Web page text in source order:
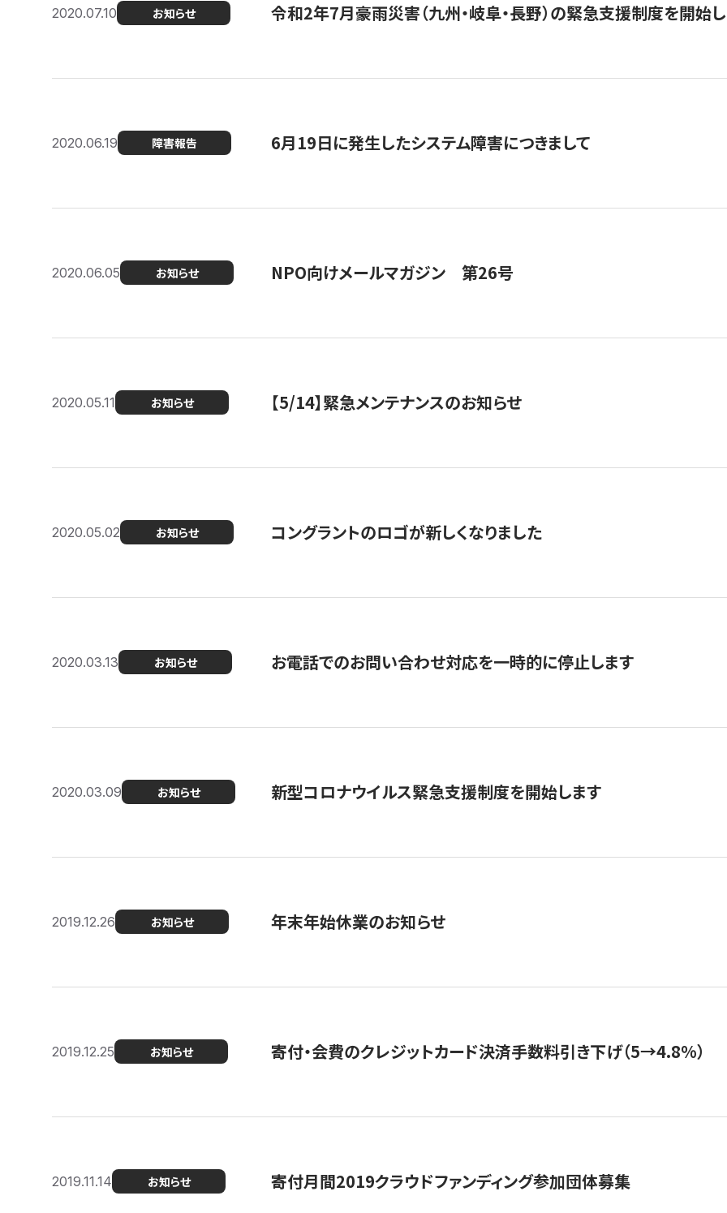
2020.07.10 お知らせ 令和2年7月豪雨災害（九州・岐阜・長野）の緊急支援制度を開始
2020.06.19 障害報告 6月19日に発生したシステム障害につきまして
2020.06.05 お知らせ NPO向けメールマガジン 第26号
2020.05.11 お知らせ 【5/14】緊急メンテナンスのお知らせ
2020.05.02 お知らせ コングラントのロゴが新しくなりました
2020.03.13 お知らせ お電話でのお問い合わせ対応を一時的に停止します
2020.03.09 お知らせ 新型コロナウイルス緊急支援制度を開始します
2019.12.26 お知らせ 年末年始休業のお知らせ
2019.12.25 お知らせ 寄付・会費のクレジットカード決済手数料引き下げ（5→4.8%）
2019.11.14 お知らせ 寄付月間2019クラウドファンディング参加団体募集